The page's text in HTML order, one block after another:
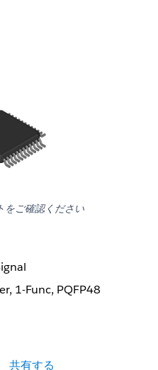
をご確認ください
1-Func, PQFP48
共有する